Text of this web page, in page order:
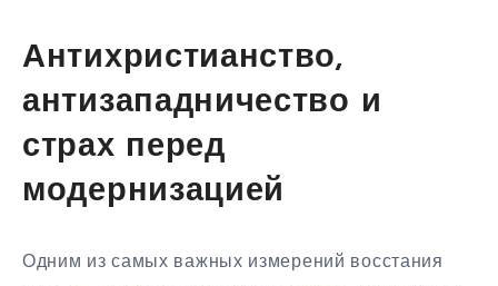
Антихристианство,
антизападничество и
страх перед
модернизацией
Одним из самых важных измерений восстания